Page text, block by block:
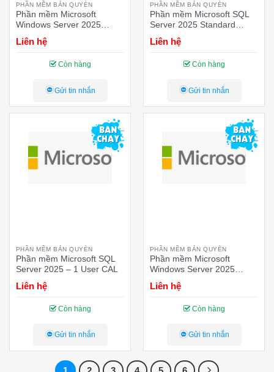
PHẦN MỀM BẢN QUYÈN
Phần mềm Microsoft
Windows Server 2025
Standard – 16 Core
License Pack
Liên hệ
Còn hàng
Gửi tin nhắn
PHẦN MỀM BẢN QUYÈN
Phần mềm Microsoft SQL
Server 2025 Standard
edition Perpetual 1 Server
License
Liên hệ
Còn hàng
Gửi tin nhắn
PHẦN MỀM BẢN QUYÈN
Phần mềm Microsoft SQL
Server 2025 – 1 User CAL
Liên hệ
Còn hàng
Gửi tin nhắn
PHẦN MỀM BẢN QUYÈN
Phần mềm Microsoft
Windows Server 2025
Remote Desktop Services –
1 Device CAL
Liên hệ
Còn hàng
Gửi tin nhắn